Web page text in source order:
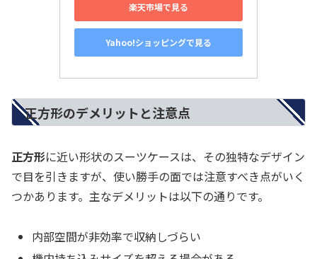
楽天市場で見る
Yahoo!ショッピングで見る
正方形のデメリットと注意点
正方形に近い形状のスーツケースは、その独特なデザイン
で目を引きますが、使い勝手の面では注意すべき点がいく
つかあります。主なデメリットは以下の通りです。
内部空間が非効率で収納しづらい